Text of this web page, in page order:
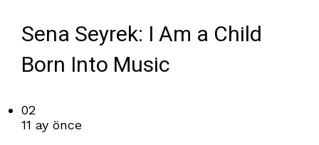
Sena Seyrek: I Am a Child
Born Into Music
02
11 ay önce